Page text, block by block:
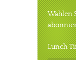
Wählen
Lunch